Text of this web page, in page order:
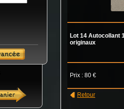
Lot 14 Autocollant
originaux
Prix : 80 €
Retour